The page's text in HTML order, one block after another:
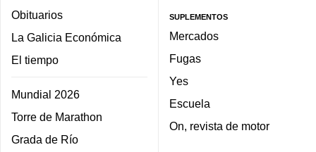
Obituarios
La Galicia Económica
El tiempo
Mundial 2026
Torre de Marathon
Grada de Río
SUPLEMENTOS
Mercados
Fugas
Yes
Escuela
On, revista de motor